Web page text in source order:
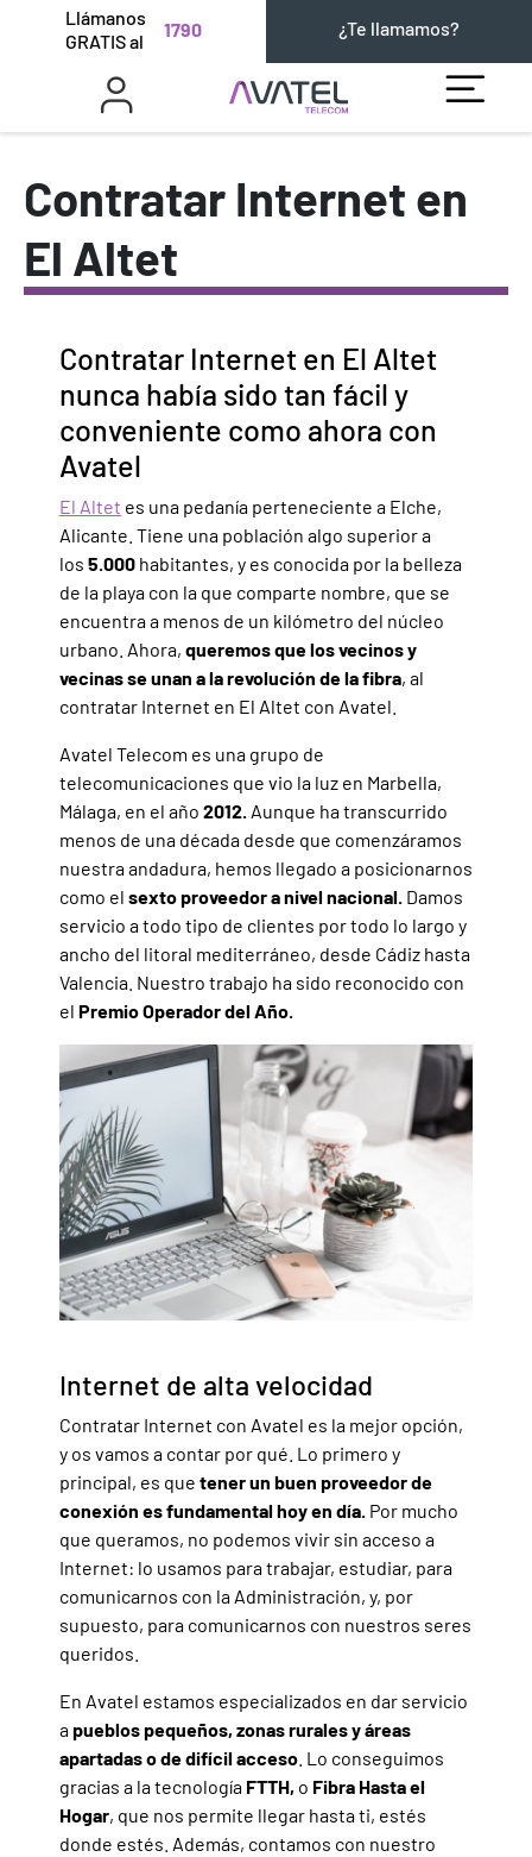
Llámanos
GRATIS al
1790 ¿Te llamamos?
Contratar Internet en
El Altet
Contratar Internet en El Altet
nunca había sido tan fácil y
conveniente como ahora con
Avatel
El Altet es una pedanía perteneciente a Elche,
Alicante. Tiene una población algo superior a
los 5.000 habitantes, y es conocida por la belleza
de la playa con la que comparte nombre, que se
encuentra a menos de un kilómetro del núcleo
urbano. Ahora, queremos que los vecinos y
vecinas se unan a la revolución de la fibra, al
contratar Internet en El Altet con Avatel.
Avatel Telecom es una grupo de
telecomunicaciones que vio la luz en Marbella,
Málaga, en el año 2012. Aunque ha transcurrido
menos de una década desde que comenzáramos
nuestra andadura, hemos llegado a posicionarnos
como el sexto proveedor a nivel nacional. Damos
servicio a todo tipo de clientes por todo lo largo y
ancho del litoral mediterráneo, desde Cádiz hasta
Valencia. Nuestro trabajo ha sido reconocido con
el Premio Operador del Año.
Internet de alta velocidad
Contratar Internet con Avatel es la mejor opción,
y os vamos a contar por qué. Lo primero y
principal, es que tener un buen proveedor de
conexión es fundamental hoy en día. Por mucho
que queramos, no podemos vivir sin acceso a
Internet: lo usamos para trabajar, estudiar, para
comunicarnos con la Administración, y, por
supuesto, para comunicarnos con nuestros seres
queridos.
En Avatel estamos especializados en dar servicio
apueblos pequeños, zonas rurales y áreas
apartadas o de difícil acceso . Lo conseguimos
gracias a la tecnología FTTH, o Fibra Hasta el
Hogar, que nos permite llegar hasta ti, estés
donde estés. Además, contamos con nuestro